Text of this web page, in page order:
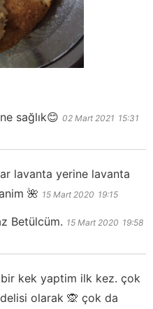
sağlık😊 02 Mart 2021 15:31
lavanta yerine lavanta
🌺 15 Mart 2020 19:15
Betülcüm. 15 Mart 2020 19:58
kek yaptim ilk kez. çok
olarak 🙊 çok da